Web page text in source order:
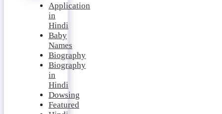
Application
in
Hindi
Baby
Names
Biography
Biography
in
Hindi
Dowsing
Featured